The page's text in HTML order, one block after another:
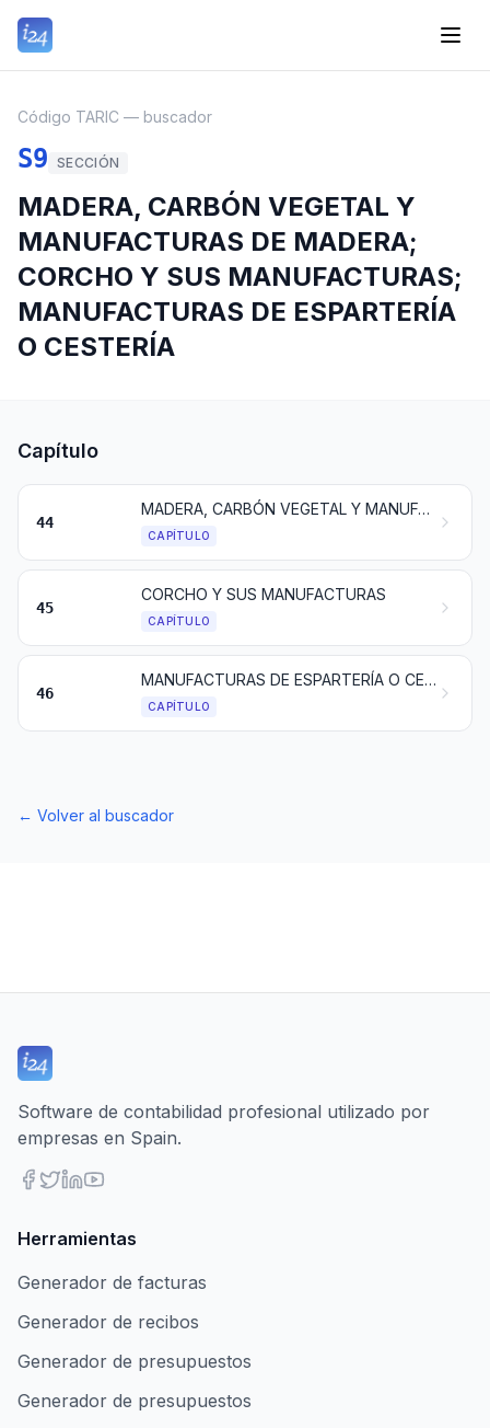
Código TARIC — buscador
S9 SECCIÓN
MADERA, CARBÓN VEGETAL Y
MANUFACTURAS DE MADERA;
CORCHO Y SUS MANUFACTURAS;
MANUFACTURAS DE ESPARTERÍA
O CESTERÍA
Capítulo
44
MADERA, CARBÓN VEGETAL Y MANUFACTURAS DE MADERA
CAPÍTULO
45
CORCHO Y SUS MANUFACTURAS
CAPÍTULO
46
MANUFACTURAS DE ESPARTERÍA O CESTERÍA
CAPÍTULO
← Volver al buscador
Software de contabilidad profesional utilizado por
empresas en Spain.
Herramientas
Generador de facturas
Generador de recibos
Generador de presupuestos
Generador de presupuestos